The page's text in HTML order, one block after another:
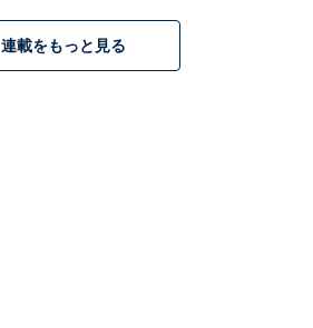
連載をもっと見る